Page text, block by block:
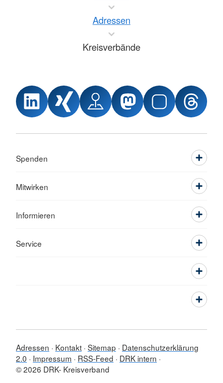
Adressen
Kreisverbände
Spenden
Mitwirken
Informieren
Service
Adressen Kontakt Sitemap
Datenschutzerklärung
2.0
Impressum RSS-Feed
DRK intern
© 2026 DRK- Kreisverband